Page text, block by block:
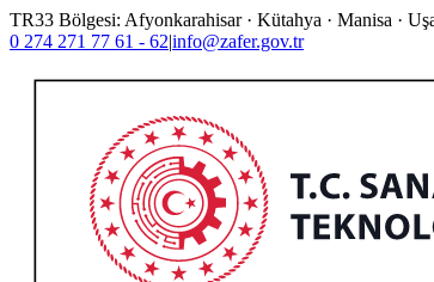
TR33 Bölgesi: Afyonkarahisar · Kütahya · Manisa ·
0 274 271 77 61 - 62|info@zafer.gov.tr